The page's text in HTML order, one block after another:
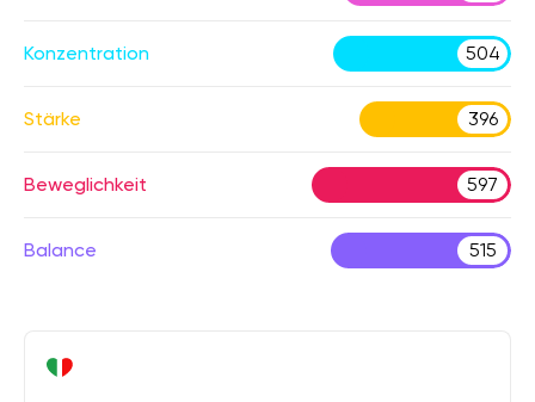
Konzentration 504
Stärke 396
Beweglichkeit 597
Balance 515